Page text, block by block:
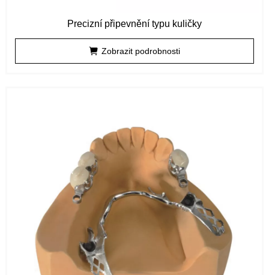
Precizní připevnění typu kuličky
Zobrazit podrobnosti